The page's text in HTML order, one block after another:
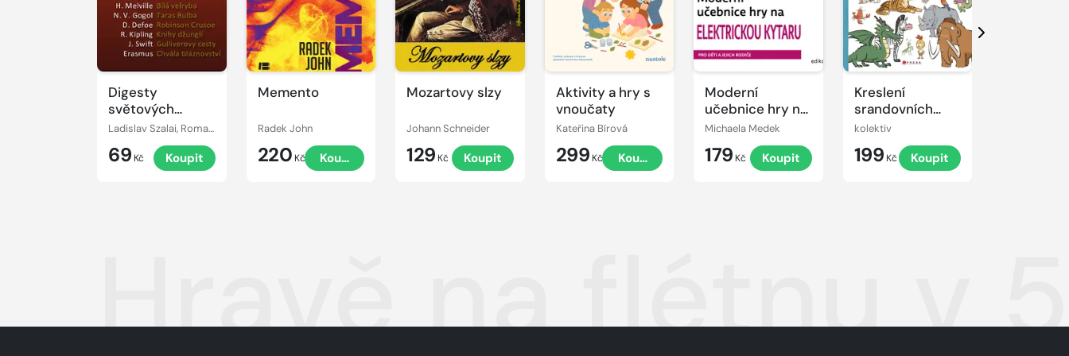
Digesty
světových
autorů
Ladislav Szalai, Romana Szalaiová
69 Kč Koupit
Memento
Radek John
220 Kč Koupit
Mozartovy slzy
Johann Schneider
129 Kč Koupit
Aktivity a hry s
vnoučaty
Kateřina Bírová
299 Kč Koupit
Moderní
učebnice hry na
elektrickou
Michaela Medek
179 Kč Koupit
Kreslení
srandovních
zvířátek
kolektiv
199 Kč Koupit
Další
Hravě na flétnu v